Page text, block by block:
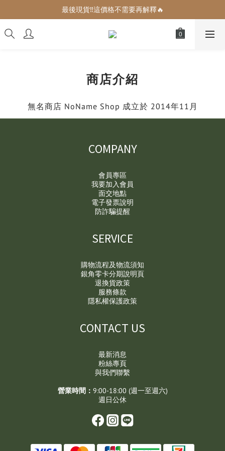
增加生活儀式感的小可愛們🎀
最後現貨‼️這價格不需要再解釋🔥
增加生活儀式感的小可愛們🎀
商店介紹
無名商店 NoName Shop 成立於 2014年11月
COMPANY
會員專區
我要加入會員
面交地點
電子發票說明
防詐騙提醒
SERVICE
購物流程及物流須知
銀角零卡分期說明頁
退換貨政策
服務條款
隱私權保護政策
CONTACT US
最新消息
粉絲專頁
與我們聯繫
營業時間： 9:00-18:00 (週一至週六)
週日公休